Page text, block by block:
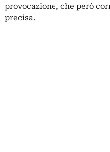
provocazione, che però
precisa.